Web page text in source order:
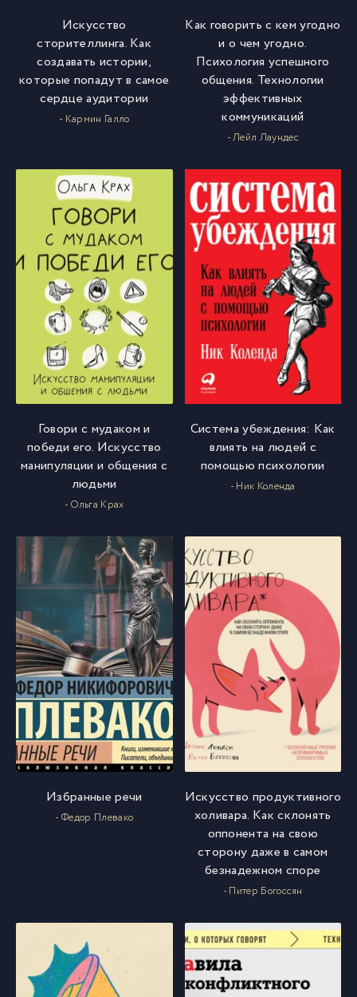
Искусство
сторителлинга. Как
создавать истории,
которые попадут в самое
сердце аудитории
- Кармин Галло
Как говорить с кем угодно
и о чем угодно.
Психология успешного
общения. Технологии
эффективных
коммуникаций
- Лейл Лаундес
Говори с мудаком и
победи его. Искусство
манипуляции и общения с
людьми
- Ольга Крах
Система убеждения: Как
влиять на людей с
помощью психологии
- Ник Коленда
Избранные речи
- Федор Плевако
Искусство продуктивного
холивара. Как склонять
оппонента на свою
сторону даже в самом
безнадежном споре
- Питер Богоссян